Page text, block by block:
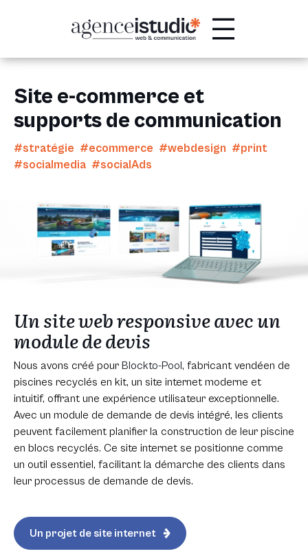
Site e-commerce et
supports de communication
#stratégie #ecommerce #webdesign #print
#socialmedia #socialAds
Un site web responsive avec un
module de devis
Nous avons créé pour Blockto-Pool, fabricant vendéen de
piscines recyclés en kit, un site internet moderne et
intuitif, offrant une expérience utilisateur exceptionnelle.
Avec un module de demande de devis intégré, les clients
peuvent facilement planifier la construction de leur piscine
en blocs recyclés. Ce site internet se positionne comme
un outil essentiel, facilitant la démarche des clients dans
leur processus de demande de devis.
Un projet de site internet